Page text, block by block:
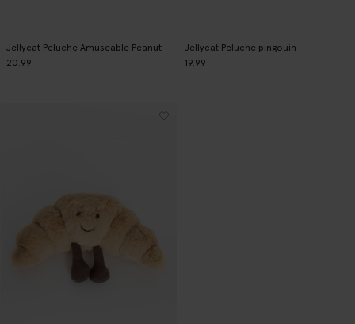
Jellycat Peluche Amuseable Peanut
20.99
Jellycat Peluche pingouin
19.99